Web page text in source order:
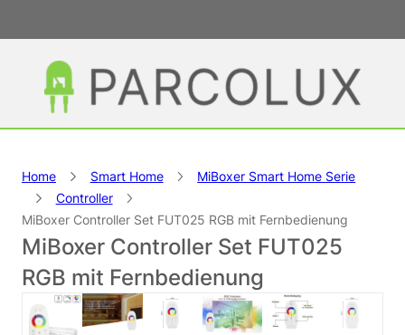
Home Smart Home
MiBoxer Smart Home Serie
Controller
MiBoxer Controller Set FUT025 RGB mit Fernbedienung
MiBoxer Controller Set FUT025
RGB mit Fernbedienung